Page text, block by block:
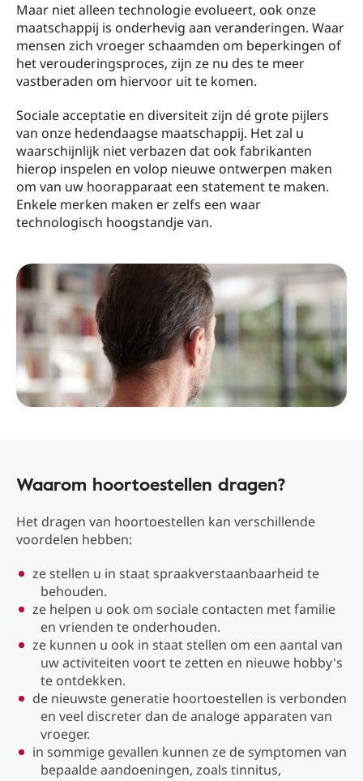
Maar niet alleen technologie evolueert, ook onze
maatschappij is onderhevig aan veranderingen. Waar
mensen zich vroeger schaamden om beperkingen of
het verouderingsproces, zijn ze nu des te meer
vastberaden om hiervoor uit te komen.
Sociale acceptatie en diversiteit zijn dé grote pijlers
van onze hedendaagse maatschappij. Het zal u
waarschijnlijk niet verbazen dat ook fabrikanten
hierop inspelen en volop nieuwe ontwerpen maken
om van uw hoorapparaat een statement te maken.
Enkele merken maken er zelfs een waar
technologisch hoogstandje van.
Waarom hoortoestellen dragen?
Het dragen van hoortoestellen kan verschillende
voordelen hebben:
ze stellen u in staat spraakverstaanbaarheid te
behouden.
ze helpen u ook om sociale contacten met familie
en vrienden te onderhouden.
ze kunnen u ook in staat stellen om een ​​aantal van
uw activiteiten voort te zetten en nieuwe hobby's
te ontdekken.
de nieuwste generatie hoortoestellen is verbonden
en veel discreter dan de analoge apparaten van
vroeger.
in sommige gevallen kunnen ze de symptomen van
bepaalde aandoeningen, zoals tinnitus,